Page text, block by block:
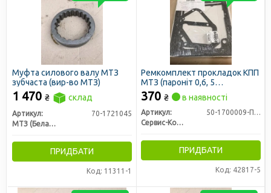
Муфта силового валу МТЗ
зубчаста (вир-во МТЗ)
1 470 ₴ склад
Артикул:
70-1721045
МТЗ (Беларусь)
ПРИДБАТИ
Код: 11311-1
Ремкомплект прокладок КПП
МТЗ (пароніт 0,6, 5
найменувань) (вир-во Сервіс-
Комплектація)
370 ₴ в наявності
Артикул:
50-1700009-П0.6
Сервис-Комплектация ООО, Украина
ПРИДБАТИ
Код: 42817-5